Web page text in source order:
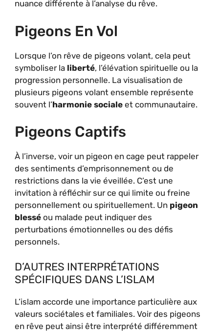
nuance différente à l’analyse du rêve.
Pigeons En Vol
Lorsque l’on rêve de pigeons volant, cela peut
symboliser la liberté, l’élévation spirituelle ou la
progression personnelle. La visualisation de
plusieurs pigeons volant ensemble représente
souvent l’harmonie sociale et communautaire.
Pigeons Captifs
À l’inverse, voir un pigeon en cage peut rappeler
des sentiments d’emprisonnement ou de
restrictions dans la vie éveillée. C’est une
invitation à réfléchir sur ce qui limite ou freine
personnellement ou spirituellement. Un pigeon
blessé ou malade peut indiquer des
perturbations émotionnelles ou des défis
personnels.
D’AUTRES INTERPRÉTATIONS
SPÉCIFIQUES DANS L’ISLAM
L’islam accorde une importance particulière aux
valeurs sociétales et familiales. Voir des pigeons
en rêve peut ainsi être interprété différemment